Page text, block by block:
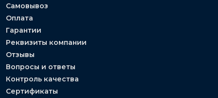
Самовывоз
Оплата
Гарантии
Реквизиты компании
Отзывы
Вопросы и ответы
Контроль качества
Сертификаты